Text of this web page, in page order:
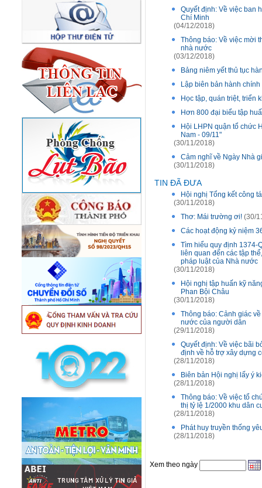
Quyết định: Về việc ban
Chí Minh
(04/12/2018)
Thông báo: Về việc mời
nhà nước
(03/12/2018)
Bảng niêm yết thủ tục
Lập biên bản hành
Học tập, quán triệt, triển
Hơn 800 đại biểu tập
Hội LHPN quận tổ chức
Nam - 09/11"
(30/11/2018)
Cảm nghĩ về Ngày Nhà
(30/11/2018)
TIN ĐÃ ĐƯA
Hội nghị Tổng kết công
(30/11/2018)
Thơ: Mái trường ơi! (30/
Các hoạt động kỷ niệm
Tìm hiểu quy định 1374-
liên quan đến các tập
pháp luật của Nhà nước
(30/11/2018)
Hội nghị tập huấn kỹ
Phan Bội Châu
(30/11/2018)
Thông báo: Cảnh giác
nước của người dân
(29/11/2018)
Quyết định: Về việc bãi
định về hỗ trợ xây dựng
(28/11/2018)
Biên bản Hội nghị lấy ý
(28/11/2018)
Thông báo: Về việc tổ
thị tỷ lệ 1/2000 khu dân
(28/11/2018)
Phát huy truyền thống
(28/11/2018)
Xem theo ngày